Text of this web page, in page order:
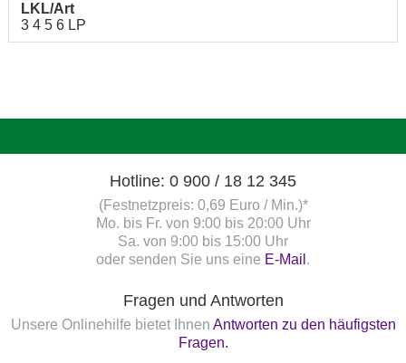
LKL/Art
3 4 5 6 LP
Hotline: 0 900 / 18 12 345
(Festnetzpreis: 0,69 Euro / Min.)*
Mo. bis Fr. von 9:00 bis 20:00 Uhr
Sa. von 9:00 bis 15:00 Uhr
oder senden Sie uns eine E-Mail .
Fragen und Antworten
Unsere Onlinehilfe bietet Ihnen Antworten zu den häufigsten
Fragen.